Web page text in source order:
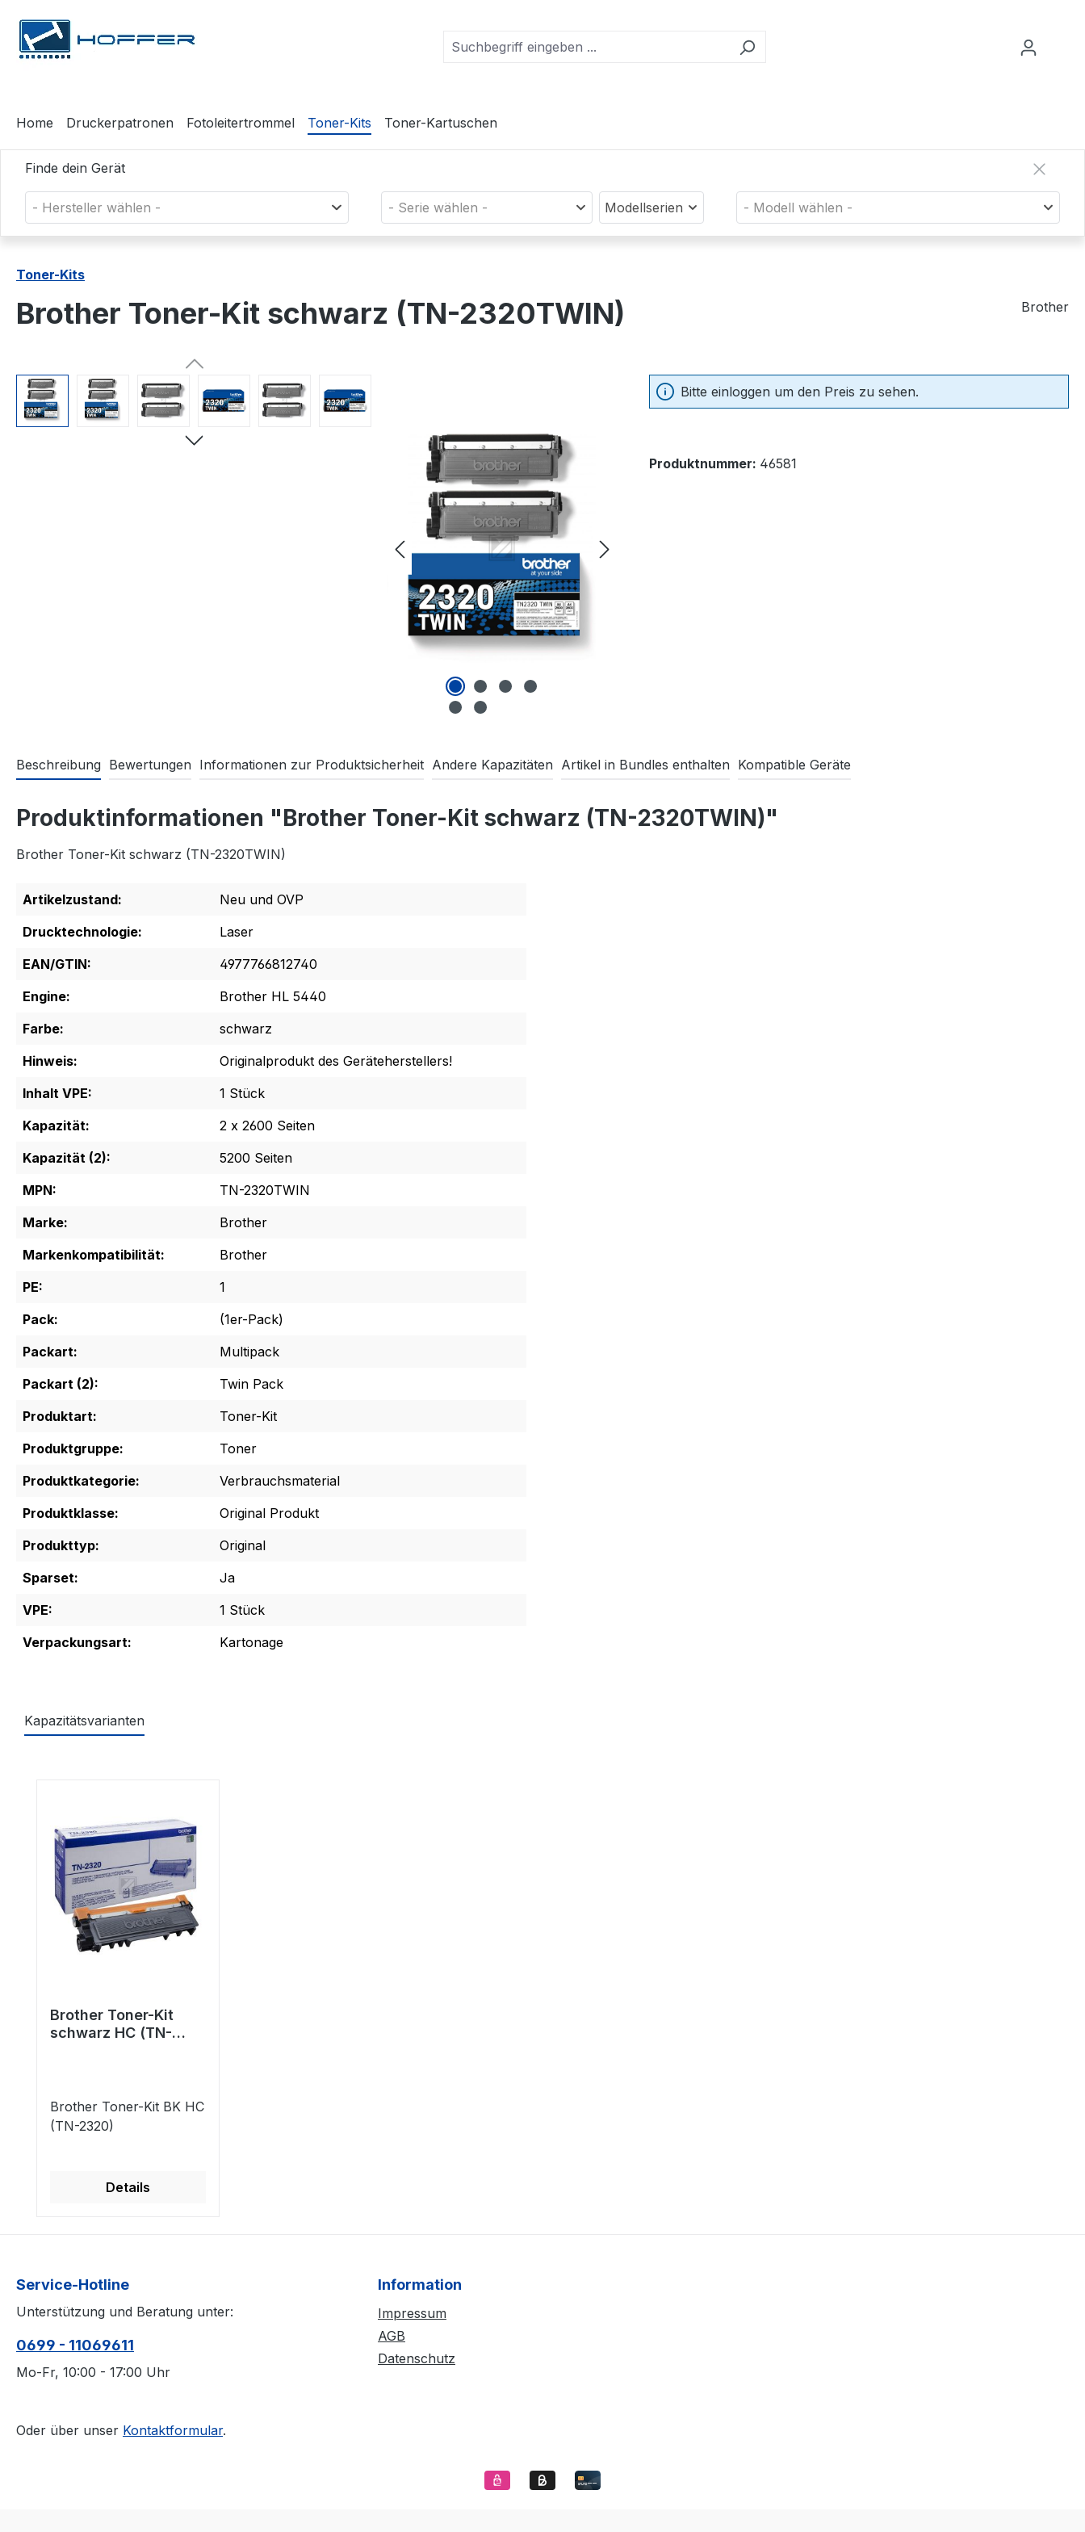
Hauptinhalt springen
Zur Suche springen
Zur Hauptnavigation springen
Home Druckerpatronen Fotoleitertrommel Toner-Kits Toner-Kartuschen
Finde dein Gerät
- Hersteller wählen - - Serie wählen - Modellserien - Modell wählen -
Toner-Kits
Brother Toner-Kit schwarz (TN-2320TWIN) Brother
Bildergalerie überspringen Bitte einloggen um den Preis zu sehen.
Produktnummer: 46581
Beschreibung Bewertungen Informationen zur Produktsicherheit Andere Kapazitäten Artikel in Bundles enthalten Kompatible Geräte
Produktinformationen "Brother Toner-Kit schwarz (TN-2320TWIN)"
Brother Toner-Kit schwarz (TN-2320TWIN)
Artikelzustand:
Neu und OVP
Drucktechnologie:
Laser
EAN/GTIN:
4977766812740
Engine:
Brother HL 5440
Farbe:
schwarz
Hinweis:
Originalprodukt des Geräteherstellers!
Inhalt VPE:
1 Stück
Kapazität:
2 x 2600 Seiten
Kapazität (2):
5200 Seiten
MPN:
TN-2320TWIN
Marke:
Brother
Markenkompatibilität:
Brother
PE:
1
Pack:
(1er-Pack)
Packart:
Multipack
Packart (2):
Twin Pack
Produktart:
Toner-Kit
Produktgruppe:
Toner
Produktkategorie:
Verbrauchsmaterial
Produktklasse:
Original Produkt
Produkttyp:
Original
Sparset:
Ja
VPE:
1 Stück
Verpackungsart:
Kartonage
Kapazitätsvarianten
Brother Toner-Kit
schwarz HC (TN-
Brother Toner-Kit BK HC
(TN-2320)
Details
Service-Hotline
Unterstützung und Beratung unter:
0699 - 11069611
Mo-Fr, 10:00 - 17:00 Uhr
Oder über unser Kontaktformular.
Information
Impressum
AGB
Datenschutz